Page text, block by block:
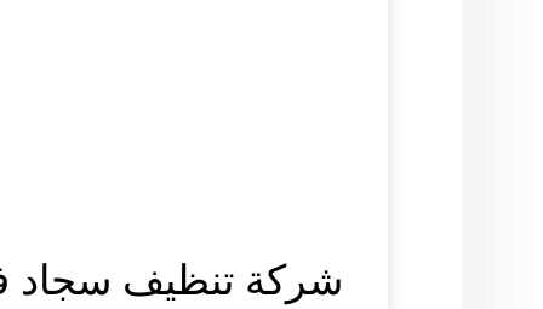
شركة تنظيف سجاد